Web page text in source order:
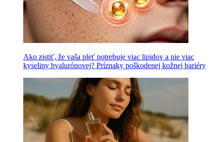
Ako zistiť, že vaša pleť potrebuje viac lipidov a nie viac
kyseliny hyalurónovej? Príznaky poškodenej kožnej bariéry